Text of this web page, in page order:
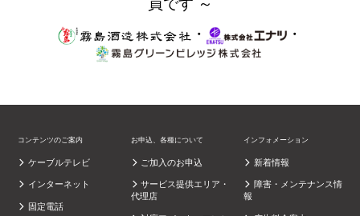
員です ～
・
・
コンテンツのご案内
ケーブルテレビ
インターネット
固定電話
お申込、各種について
ご加入のお申込
サービス提供エリア・
代理店
インフォメーション
新着情報
障害・メンテナンス情
報